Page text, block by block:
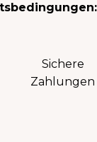
Sichere
Zahlungen